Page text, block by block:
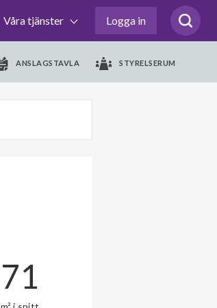
Våra tjänster Logga in
ANSLAGSTAVLA STYRELSERUM
71